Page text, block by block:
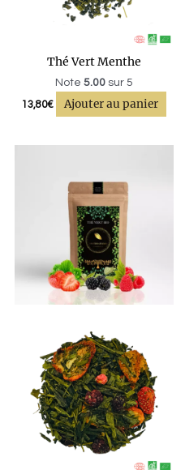
Thé Vert Menthe
Note 5.00sur 5
13,80€ Ajouter au panier